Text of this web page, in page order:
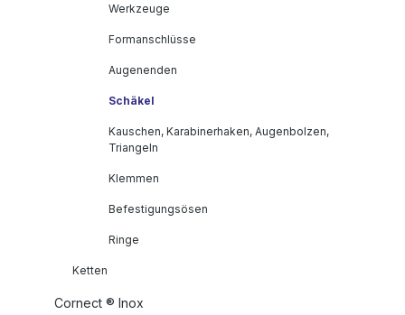
Werkzeuge
Formanschlüsse
Augenenden
Schäkel
Kauschen, Karabinerhaken, Augenbolzen,
Triangeln
Klemmen
Befestigungsösen
Ringe
Ketten
Cornect ® Inox